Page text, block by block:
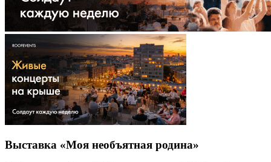
Выставка «Моя необъятная родина»